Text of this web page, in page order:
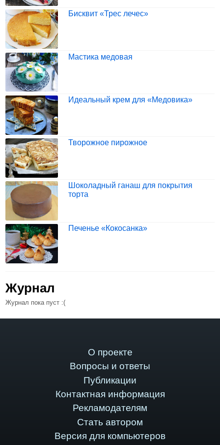
Бисквит «Трес лечес»
Мастика медовая
Идеальный крем для «Медовика»
Творожное пирожное
Шоколадный ганаш для покрытия
торта
Печенье «Кокосанка»
Журнал
Журнал пока пуст :(
О проекте
Вопросы и ответы
Публикации
Контактная информация
Рекламодателям
Стать автором
Версия для компьютеров